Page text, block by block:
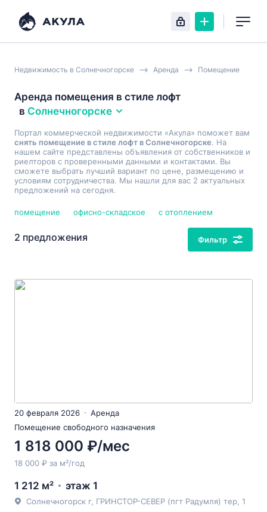
Недвижимость в Солнечногорске Аренда Помещение
Аренда помещения в стиле лофт
в Солнечногорске
Портал коммерческой недвижимости «Акула» поможет вам
снять помещение в стиле лофт в Солнечногорске. На
нашем сайте представлены объявления от собственников и
риелторов с проверенными данными и контактами. Вы
сможете выбрать лучший вариант по цене, размещению и
условиям сотрудничества. Мы нашли для вас 2 актуальных
предложений на сегодня.
помещение офисно-складское с отоплением
2 предложения Фильтр
20 февраля 2026
Аренда
Помещение свободного назначения
1 818 000 ₽/мес
18 000 ₽ за м²/год
1 212 м² этаж 1
Солнечногорск г, ГРИНСТОР-СЕВЕР (пгт Радумля) тер, 1